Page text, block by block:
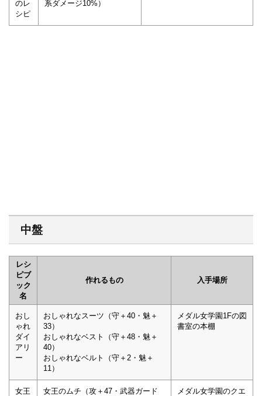
のレ
シピ
系ダメージ10%）
中盤
レシ
ピブ
ック
名
作れるもの 入手場所
おし
ゃれ
ダイ
アリ
ー
おしゃれなスーツ（守＋40・魅＋
33）
おしゃれなベスト（守＋48・魅＋
40）
おしゃれなベルト（守＋2・魅＋
11）
メダル女学園1Fの図
書室の本棚
女王
女王のムチ（攻＋47・武器ガード
メダル女学園のクエ